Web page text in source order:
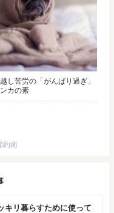
し苦労の「がんばり過ぎ」
カの素
約術
キリ暮らすために使って